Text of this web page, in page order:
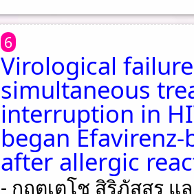
6
Virological
simultaneous
interruption in
began
after allergic
- กฤตเตโช สิริภัสสร แ